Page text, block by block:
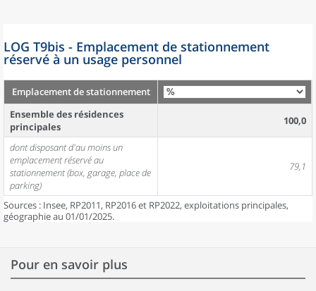
LOG T9bis - Emplacement de stationnement
réservé à un usage personnel
Emplacement de stationnement
Ensemble des résidences
principales
100,0
dont disposant d'au moins un
emplacement réservé au
stationnement (box, garage, place de
parking)
79,1
Sources : Insee, RP2011, RP2016 et RP2022, exploitations principales,
géographie au 01/01/2025.
Pour en savoir plus